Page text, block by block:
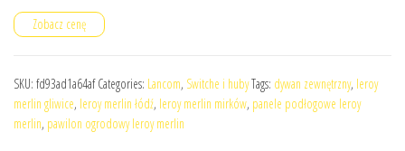
Zobacz cenę
SKU: fd93ad1a64af Categories: Lancom, Switche i hubyTags: dywan zewnętrzny, leroy
merlin gliwice, leroy merlin łódź, leroy merlin mirków, panele podłogowe leroy
merlin, pawilon ogrodowy leroy merlin